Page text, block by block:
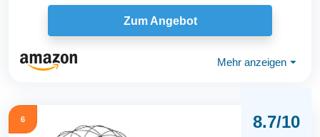
bis 12 kg...
Zum Angebot
Mehr anzeigen ⏷
6 8.7/10